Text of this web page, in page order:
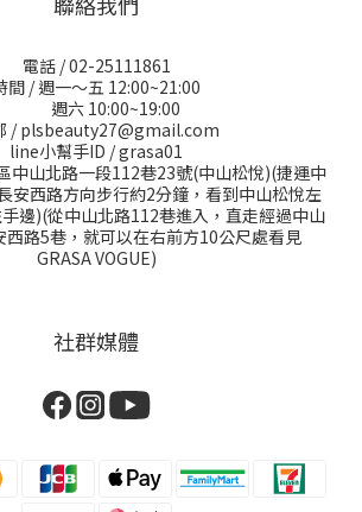
電話 / 02-25111861
間 / 週一～五 12:00~21:00
週六 10:00~19:00
/ plsbeauty27@gmail.com
line小幫手ID / grasa01
中山北路一段112巷23號(中山松悅)(捷運中
安西路方向步行約2分鐘，看到中山松悅左
邊)(從中山北路112巷進入，直走經過中山
西路5巷，就可以在右前方10公尺處看見
GRASA VOGUE)
社群媒體